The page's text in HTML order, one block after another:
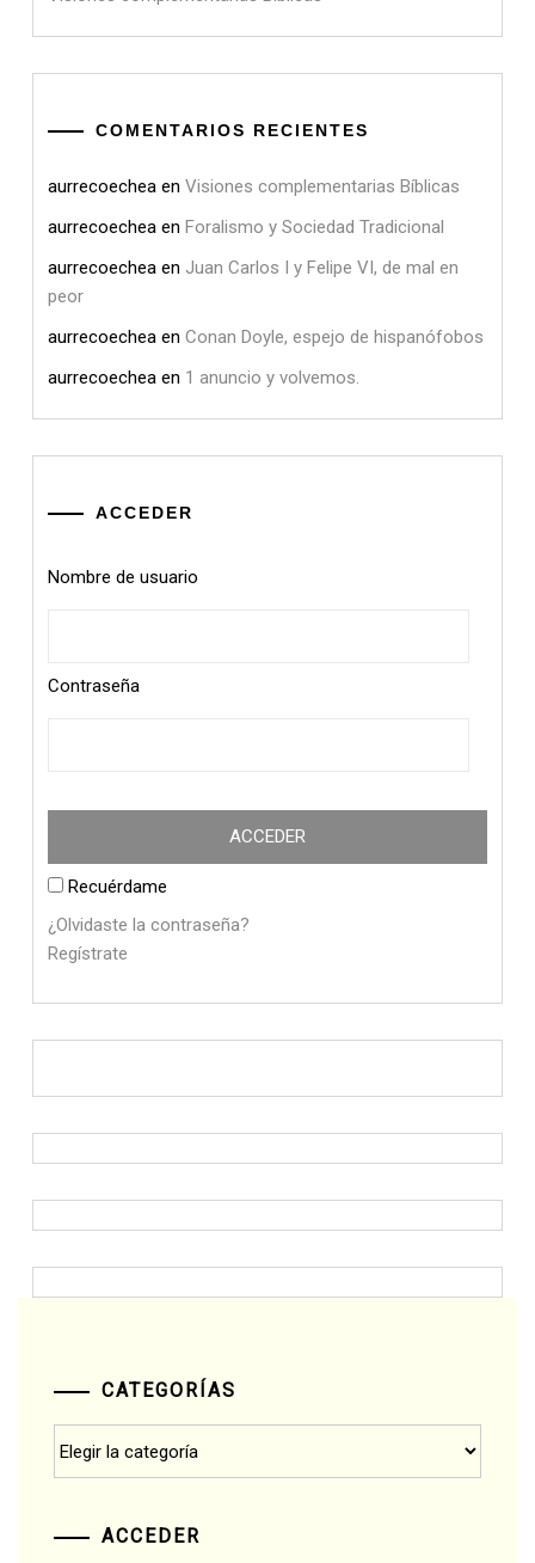
COMENTARIOS RECIENTES
aurrecoechea en Visiones complementarias Bíblicas
aurrecoechea en Foralismo y Sociedad Tradicional
aurrecoechea en Juan Carlos I y Felipe VI, de mal en
peor
aurrecoechea en Conan Doyle, espejo de hispanófobos
aurrecoechea en 1 anuncio y volvemos.
ACCEDER
Nombre de usuario
Contraseña
Recuérdame
¿Olvidaste la contraseña?
Regístrate
CATEGORÍAS
ACCEDER